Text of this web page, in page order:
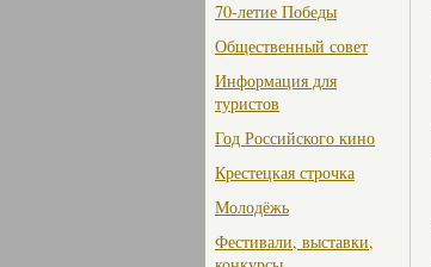
70-летие Победы
Общественный совет
Информация для
туристов
Год Российского кино
Крестецкая строчка
Молодёжь
Фестивали, выставки,